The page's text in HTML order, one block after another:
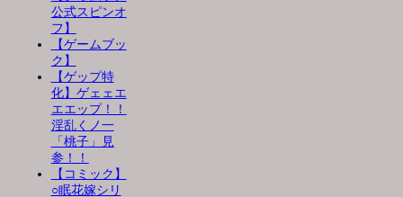
公式スピンオ
フ】
【ゲームブッ
ク】
【ゲップ特
化】ゲェェエ
エエップ！！
淫乱くノ一
「桃子」見
参！！
【コミック】
○眠花嫁シリ